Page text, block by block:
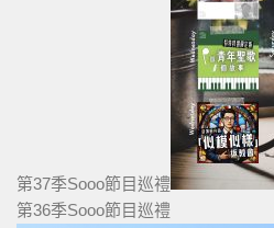
第37季Sooo節目巡禮
第36季Sooo節目巡禮